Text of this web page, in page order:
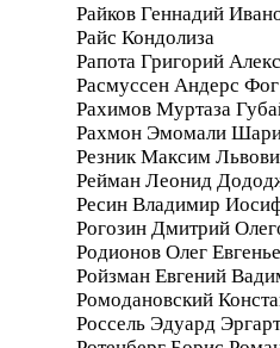
Райков Геннадий
Райс Кондолиза
Рапота Григорий
Расмуссен Андерс Фог
Рахимов Муртаза
Рахмон Эмомали
Резник Максим
Рейман Леонид
Ресин Владимир
Рогозин Дмитрий
Родионов Олег
Ройзман Евгений
Ромодановский
Россель Эдуард